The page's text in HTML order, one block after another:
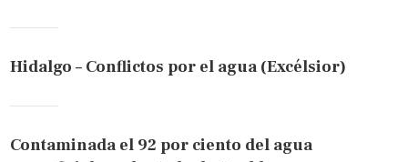
Hidalgo – Conflictos por el agua (Excélsior)
Contaminada el 92 por ciento del agua